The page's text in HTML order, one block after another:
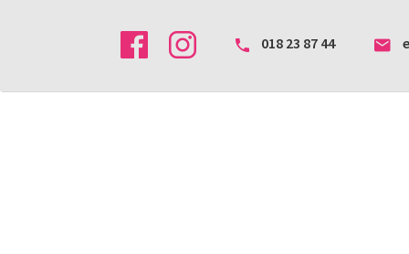
018 23 87 44